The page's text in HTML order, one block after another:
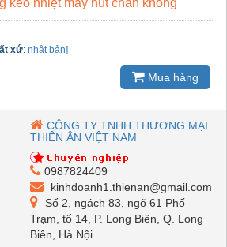
keo nhiệt máy hút chân không
xứ: nhật bản]
Mua hàng
CÔNG TY TNHH THƯƠNG MẠI
THIÊN ÂN VIỆT NAM
0987824409
kinhdoanh1.thienan@gmail.com
Số 2, ngách 83, ngõ 61 Phố
Trạm, tổ 14, P. Long Biên, Q. Long
Biên, Hà Nội